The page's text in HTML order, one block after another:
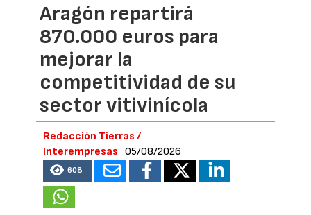
Aragón repartirá
870.000 euros para
mejorar la
competitividad de su
sector vitivinícola
Redacción Tierras /
Interempresas
05/08/2026
608